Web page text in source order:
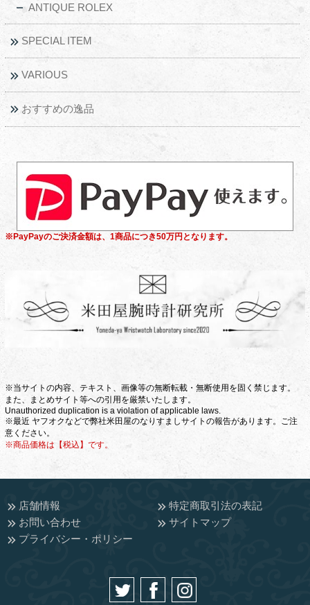
ANTIQUE ROLEX
SPECIAL ITEM
VARIOUS
おすすめの逸品
※PayPayのご決済金額は、1商品につき50万円となります。
※当サイトの内容、テキスト、画像等の無断転載・無断使用を固く禁じます。
また、まとめサイト等への引用を厳禁いたします。
Unauthorized duplication is a violation of applicable laws.
※最近 ヤフオクなどで弊社米田屋のなりすましサイトの報告があります。ご注
意ください。
※商品価格は【税込】です。
店舗情報
特定商取引法の表記
お問い合わせ
サイトマップ
プライバシー・ポリシー